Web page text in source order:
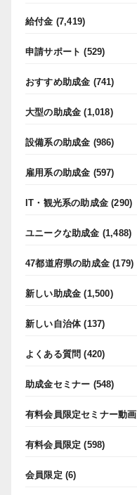
給付金 (7,419)
申請サポート (529)
おすすめ助成金 (741)
大型の助成金 (1,018)
設備系の助成金 (986)
雇用系の助成金 (597)
IT・観光系の助成金 (290)
ユニークな助成金 (1,488)
47都道府県の助成金 (179)
新しい助成金 (1,500)
新しい自治体(137)
よくある質問 (420)
助成金セミナー (548)
有料会員限定セミナー動画
有料会員限定 (598)
会員限定 (6)